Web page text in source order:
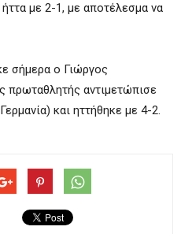
με 2-1, με αποτέλεσμα να
σήμερα ο Γιώργος
πρωταθλητής αντιμετώπισε
και ηττήθηκε με 4-2.